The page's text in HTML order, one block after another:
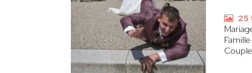
25
Famille
Couple